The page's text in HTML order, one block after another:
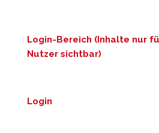
Login-Bereich (Inhalte nur
Nutzer sichtbar)
Login